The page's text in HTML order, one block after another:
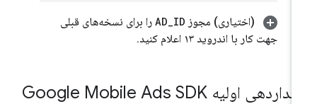
(اختیاری) مجوز AD _ID
را برای نسخه‌های قبلی
جهت کار با اندروید ۱۳ اعلام کنید
.
اولیهGoogle Mobile Ads SDK